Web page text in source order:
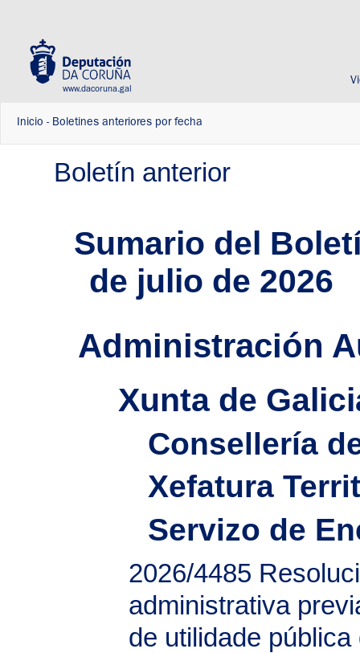
www.dacoruna.gal
Inicio - Boletines anteriores por fecha
Boletín anterior
Sumario del
de julio de 2026
Administración
Xunta de
Consellería
Xefatura
Servizo de
2026/4485
administrativa
de utilidade